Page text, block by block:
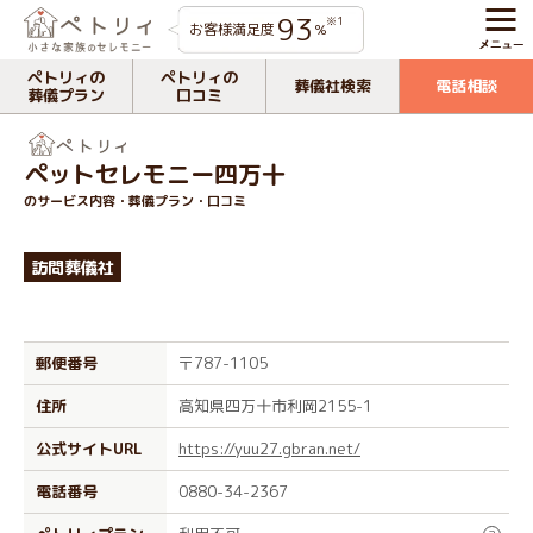
お客様満足度 93 %※1
ペトリィの
葬儀プラン
ペトリィの
口コミ
葬儀社検索 電話相談
ペットセレモニー四万十
のサービス内容・葬儀プラン・口コミ
訪問葬儀社
郵便番号
〒787-1105
住所
高知県四万十市利岡2155-1
公式サイトURL
https://yuu27.gbran.net/
電話番号
0880-34-2367